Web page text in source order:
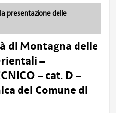
presentazione delle
di Montagna delle
–
– cat. D –
del Comune di